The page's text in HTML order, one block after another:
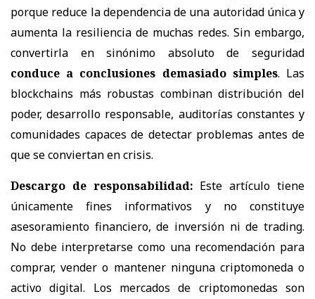
porque reduce la dependencia de una autoridad única y
aumenta la resiliencia de muchas redes. Sin embargo,
convertirla en sinónimo absoluto de seguridad
conduce a conclusiones demasiado simples. Las
blockchains más robustas combinan distribución del
poder, desarrollo responsable, auditorías constantes y
comunidades capaces de detectar problemas antes de
que se conviertan en crisis.
Descargo de responsabilidad: Este artículo tiene
únicamente fines informativos y no constituye
asesoramiento financiero, de inversión ni de trading.
No debe interpretarse como una recomendación para
comprar, vender o mantener ninguna criptomoneda o
activo digital. Los mercados de criptomonedas son